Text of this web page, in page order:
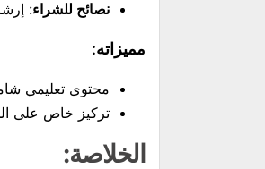
نصائح للشراء:
مميزاته:
محتوى تعليمي
تركيز خاص على
الخلاصة: